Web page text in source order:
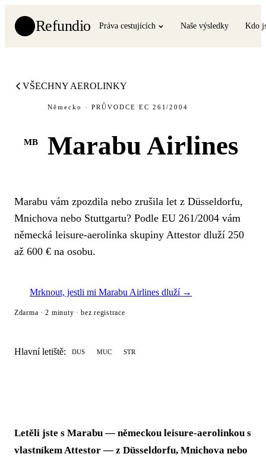
Refundio Práva cestujících Naše výsledky Kdo
VŠECHNY AEROLINKY
MB
Německo · PRŮVODCE EC 261/2004
Marabu Airlines
Marabu vám zpozdila nebo zrušila let z Düsseldorfu,
Mnichova nebo Stuttgartu? Podle EU 261/2004 vám
německá leisure-aerolinka skupiny Attestor dluží 250
až 600 € na osobu.
Mrknout, jestli mi Marabu Airlines dluží →
Zdarma · 2 minuty · bez registrace
Hlavní letiště: DUS MUC STR
Letěli jste s Marabu — německou leisure-aerolinkou s
vlastníkem Attestor — z Düsseldorfu, Mnichova nebo